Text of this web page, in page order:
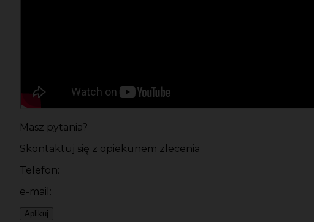
Masz pytania?
Skontaktuj się z opiekunem zlecenia
Telefon:
e-mail:
Aplikuj